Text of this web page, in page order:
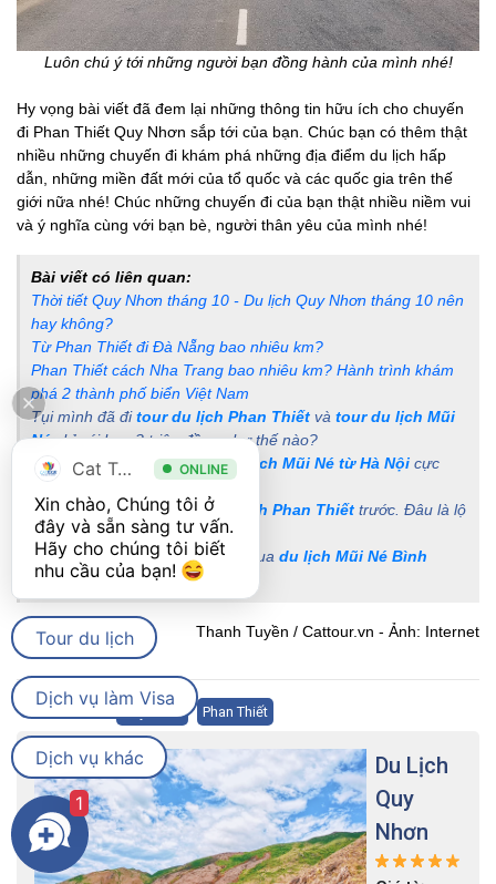
Luôn chú ý tới những người bạn đồng hành của mình nhé!
Hy vọng bài viết đã đem lại những thông tin hữu ích cho chuyến
đi Phan Thiết Quy Nhơn sắp tới của bạn. Chúc bạn có thêm thật
nhiều những chuyến đi khám phá những địa điểm du lịch hấp
dẫn, những miền đất mới của tổ quốc và các quốc gia trên thế
giới nữa nhé! Chúc những chuyến đi của bạn thật nhiều niềm vui
và ý nghĩa cùng với bạn bè, người thân yêu của mình nhé!
Bài viết có liên quan:
Thời tiết Quy Nhơn tháng 10 - Du lịch Quy Nhơn tháng 10 nên
hay không?
Từ Phan Thiết đi Đà Nẵng bao nhiêu km?
Phan Thiết cách Nha Trang bao nhiêu km? Hành trình khám
phá 2 thành phố biển Việt Nam
Tụi mình đã đitour du lịch Phan Thiết và tour du lịch Mũi
Néchỉ với hơn 3 triệu đồng như thế nào?
Review chi tiết kinh nghiệmdu lịch Mũi Né từ Hà Nội cực
đơn giản cho người đi lần đầu
Du lịch Mũi Nétrước hay du lịch Phan Thiết trước. Đâu là lộ
trình hợp lý?
Những lý do bạn không thể bỏ qua du lịch Mũi Né Bình
Thuậndịp hè này?
Thanh Tuyền / Cattour.vn - Ảnh: Internet
Xem thêm: Quy Nhơn Phan Thiết
Du Lịch
Quy
Nhơn
Cat Tour ONLINE
Xin chào, Chúng tôi ở
đây và sẵn sàng tư vấn.
Hãy cho chúng tôi biết
nhu cầu của bạn!
Tour du lịch
Dịch vụ làm Visa
Dịch vụ khác
1